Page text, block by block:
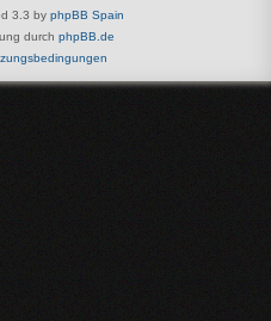
3.3 by phpBB Spain
durch phpBB.de